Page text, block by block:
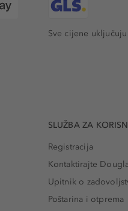
Sve cijene uključuju
SLUŽBA ZA
Registracija
Kontaktirajte
Upitnik o
Poštarina i otprema